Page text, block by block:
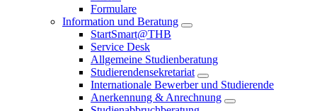
Formulare
Information und Beratung
StartSmart@THB
Service Desk
Allgemeine Studienberatung
Studierendensekretariat
Internationale Bewerber und Studierende
Anerkennung & Anrechnung